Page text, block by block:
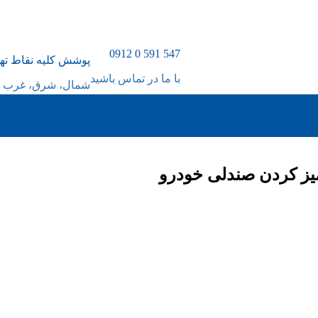
547 591 0 0912
با ما در تماس باشید
پوشش کلیه نقاط
شمال، شرق، غرب
کردن صندلی خودرو